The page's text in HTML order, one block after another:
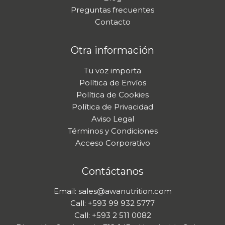
Preguntas frecuentes
Contacto
Otra información
Tu voz importa
Política de Envíos
Política de Cookies
Política de Privacidad
Aviso Legal
Términos y Condiciones
Acceso Corporativo
Contáctanos
Email: sales@awanutrition.com
Call: +593 99 932 5777
Call: +593 2 511 0082